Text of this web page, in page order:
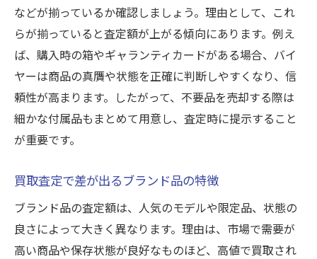
などが揃っているか確認しましょう。理由として、これ
らが揃っていると査定額が上がる傾向にあります。例え
ば、購入時の箱やギャランティカードがある場合、バイ
ヤーは商品の真贋や状態を正確に判断しやすくなり、信
頼性が高まります。したがって、不要品を売却する際は
細かな付属品もまとめて用意し、査定時に提示すること
が重要です。
買取査定で差が出るブランド品の特徴
ブランド品の査定額は、人気のモデルや限定品、状態の
良さによって大きく異なります。理由は、市場で需要が
高い商品や保存状態が良好なものほど、高値で買取され